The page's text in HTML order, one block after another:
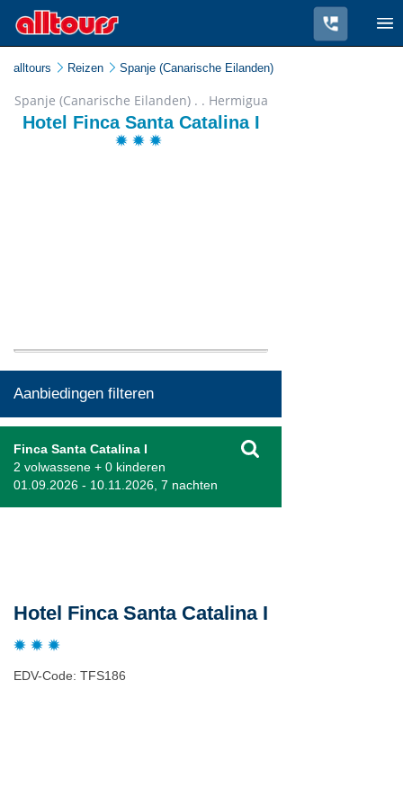
alltours Reizen Spanje (Canarische Eilanden)
Spanje (Canarische Eilanden) . . Hermigua
Hotel Finca Santa Catalina I
Aanbiedingen filteren
Finca Santa Catalina I
2 volwassene + 0 kinderen
01.09.2026 - 10.11.2026, 7 nachten
Hotel Finca Santa Catalina I
EDV-Code: TFS186